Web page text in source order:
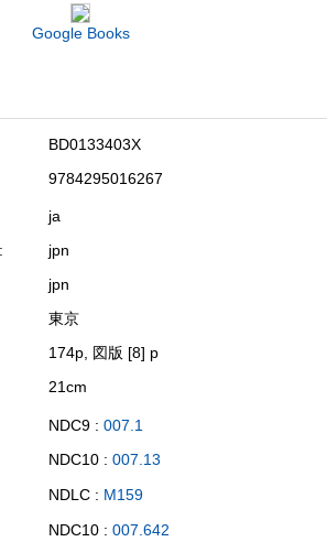
Google Books
BD0133403X
9784295016267
ja
jpn
jpn
東京
174p, 図版 [8] p
21cm
NDC9 : 007.1
NDC10 : 007.13
NDLC : M159
NDC10 : 007.642